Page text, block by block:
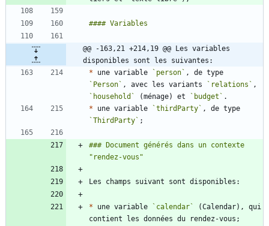
@@ -163,21 +214,19 @@ Les variables
disponibles sont les suivantes:
* une variable `person`
`Person` , avec les variants `relations`
`household`
(ménage) et `budget`
* une variable `thirdParty`
`ThirdParty`
### Document générés dans un contexte
* une variable `calendar`
(Calendar), qui